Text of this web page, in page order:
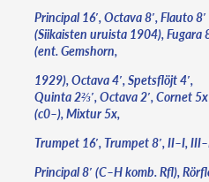
Principal 16′, Octava 8′, Flauto 8′
(Siikaisten uruista 1904), Fugara
(ent. Gemshorn,
1929), Octava 4′, Spetsflöjt 4′,
Quinta 2⅔′, Octava 2′, Cornet 5x
(c0–), Mixtur 5x,
Trumpet 16′, Trumpet 8′, II–I,
Principal 8′ (C–H komb. Rfl),